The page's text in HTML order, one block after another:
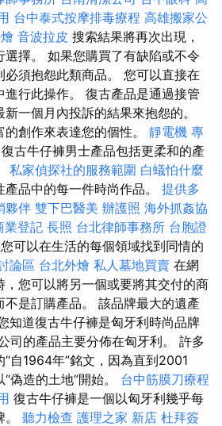
台中泰式按摩排毒療程 高雄搬家公
音波拉皮 搜索結果將再次出現，
擇。 如果您購買了有缺陷或不令
必須抱怨此類商品。 您可以直接在
行此操作。 復古產品是通過接管
一個月內投訴的結果來抱怨的。
創作來表達您的個性。 靜電機 專
復古牛仔褲男士產品包括更柔和的產
私家偵探社的服務範圍 白蟻怕什麼
品中的每一件時尚作品。 提供多
夥伴 雙下巴醫美 辦護照 海外抓姦協
業登記 長照 台北律師事務所 台胞證
可以在生活的每個領域找到同情的
論區 台北外燴 私人墓地買賣 在網
，您可以將另一個或要將其交付的商
是訂購產品。 該品牌最大的遺產
知道復古牛仔褲是匈牙利時尚品牌
司的產品主要分佈在匈牙利。 許多
自1964年”銘文，因為直到2001
偽造的土地”開始。 台中筋膜刀療程
復古牛仔褲是一個以匈牙利幾乎每
聽力檢查 護理之家 新店 杜拜簽